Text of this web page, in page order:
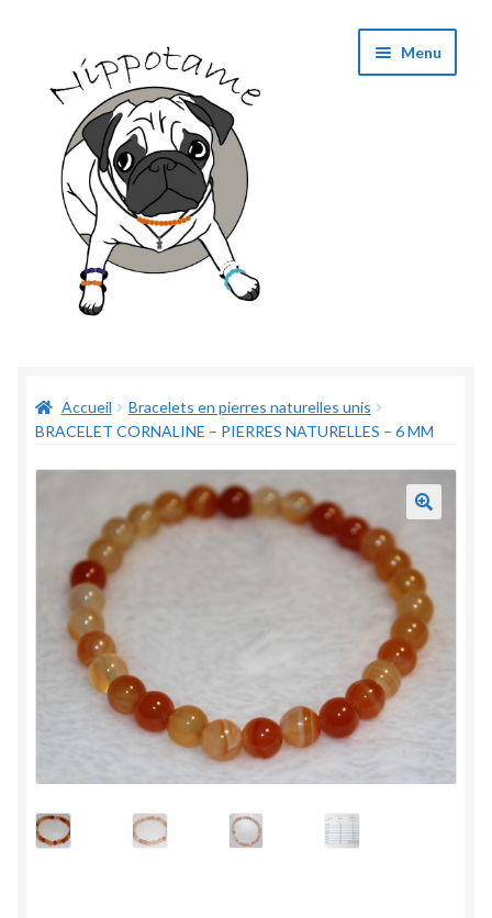
navigation
contenu
Menu
Panier
Validation de commande
Mon compte
Accueil
Accueil
Bracelets en pierres naturelles unis
BRACELET CORNALINE – PIERRES NATURELLES – 6 MM